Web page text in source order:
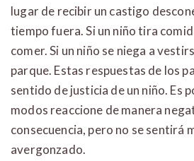
lugar de recibir un castigo
tiempo fuera. Si un niño tira
comer. Si un niño se niega a
parque. Estas respuestas de los
sentido de justicia de un niño. Es
modos reaccione de manera
consecuencia, pero no se sentirá
avergonzado.